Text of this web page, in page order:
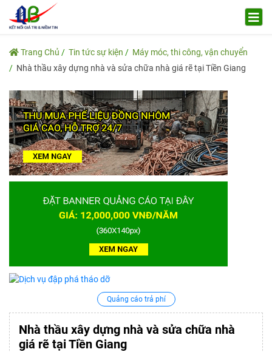
Trang Chủ Tin tức sự kiện
Máy móc, thi công, vận chuyển
Nhà thầu xây dựng nhà và sửa chữa nhà giá rẽ tại Tiền Giang
Quảng cáo trả phí
Nhà thầu xây dựng nhà và sửa chữa nhà
giá rẽ tại Tiền Giang